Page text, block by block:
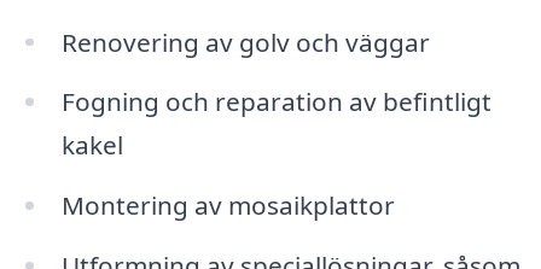
Renovering av golv och väggar
Fogning och reparation av befintligt
kakel
Montering av mosaikplattor